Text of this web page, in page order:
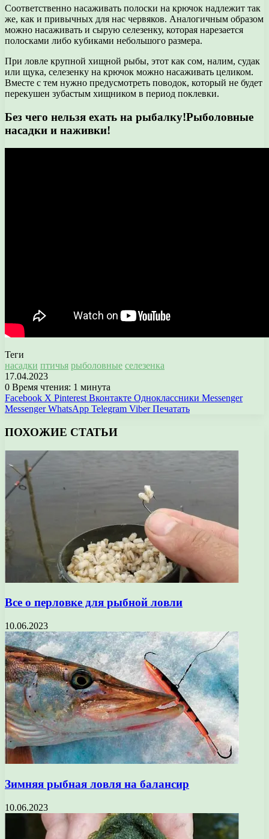
Соответственно насаживать полоски на крючок надлежит так
же, как и привычных для нас червяков. Аналогичным образом
можно насаживать и сырую селезенку, которая нарезается
полосками либо кубиками небольшого размера.
При ловле крупной хищной рыбы, этот как сом, налим, судак
или щука, селезенку на крючок можно насаживать целиком.
Вместе с тем нужно предусмотреть поводок, который не будет
перекушен зубастым хищником в период поклевки.
Без чего нельзя ехать на рыбалку!Рыболовные
насадки и наживки!
Теги
насадки птичья рыболовные селезенка
17.04.2023
0 Время чтения: 1 минута
Facebook X Pinterest Вконтакте Одноклассники Messenger
Messenger WhatsApp Telegram Viber Печатать
ПОХОЖИЕ СТАТЬИ
Все о перловке для рыбной ловли
10.06.2023
Зимняя рыбная ловля на балансир
10.06.2023